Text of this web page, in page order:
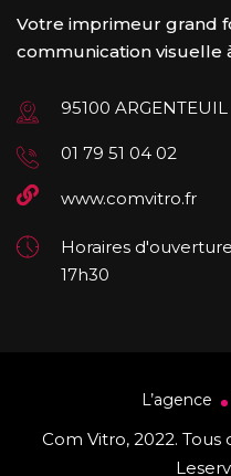
Votre imprimeur grand
communication visuelle
95100 ARGENTEUIL
01 79 51 04 02
www.comvitro.fr
Horaires
17h30
Com Vitro, 2022.
L’agence